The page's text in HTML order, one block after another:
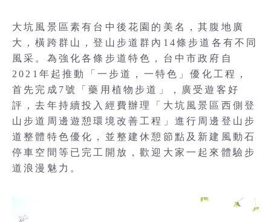
大坑風景區素有台中後花園的美名，其腹地廣
大，橫跨群山，登山步道群內14條步道各有不同
風采。為強化各條步道特色，台中市政府自
2021年起推動「一步道，一特色」優化工程，
首先完成7號「藥用植物步道」，廣受遊客好
評，去年持續投入經費辦理「大坑風景區西側登
山步道周邊遊憩環境改善工程」進行周邊登山步
道整體特色優化，並整建休憩節點及新建風動石
停車空間等已完工開放，歡迎大家一起來體驗步
道浪漫魅力。